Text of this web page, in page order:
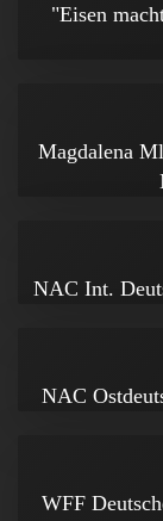
"Eisen
Magdalena
NAC Int.
NAC
WFF